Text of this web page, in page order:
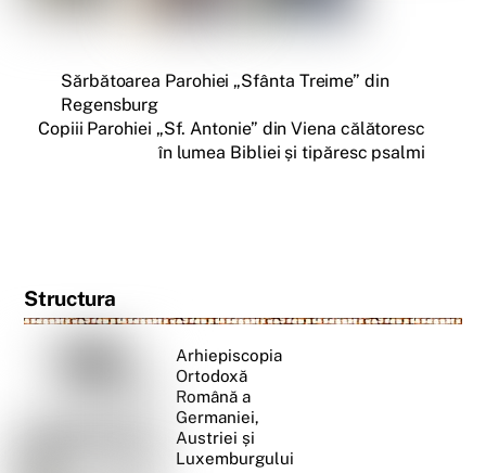
Sărbătoarea Parohiei „Sfânta Treime” din
Regensburg
Copiii Parohiei „Sf. Antonie” din Viena călătoresc
în lumea Bibliei și tipăresc psalmi
Structura
Arhiepiscopia
Ortodoxă
Română a
Germaniei,
Austriei și
Luxemburgului